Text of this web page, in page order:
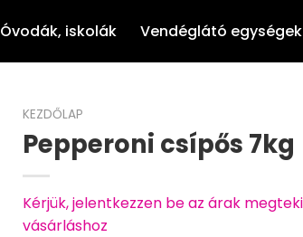
Óvodák, iskolák Vendéglátó egységek
KEZDŐLAP
Pepperoni csípős 7kg
Kérjük, jelentkezzen be az árak
vásárláshoz